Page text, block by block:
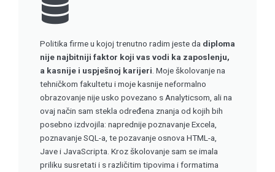
Politika firme u kojoj trenutno radim jeste da diploma
nije najbitniji faktor koji vas vodi ka zaposlenju,
a kasnije i uspješnoj karijeri . Moje školovanje na
tehničkom fakultetu i moje kasnije neformalno
obrazovanje nije usko povezano s Analyticsom, ali na
ovaj način sam stekla određena znanja od kojih bih
posebno izdvojila: naprednije poznavanje Excela,
poznavanje SQL-a, te pozavanje osnova HTML-a,
Jave i JavaScripta. Kroz školovanje sam se imala
priliku susretati i s različitim tipovima i formatima